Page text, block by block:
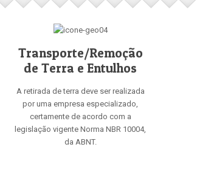
Transporte/Remoção
de Terra e Entulhos
A retirada de terra deve ser realizada
por uma empresa especializado,
certamente de acordo com a
legislação vigente Norma NBR 10004,
da ABNT.